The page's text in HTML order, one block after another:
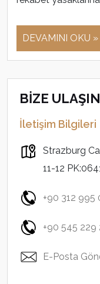
DEVAMINI OKU »
BİZE ULAŞIN
İletişim Bilgileri
Strazburg
11-12
+90 312 995
+90 545 229
E-Posta